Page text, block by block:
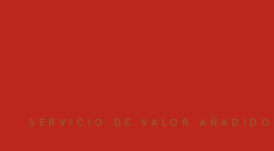
SERVICIO DE VALOR AÑADIDO